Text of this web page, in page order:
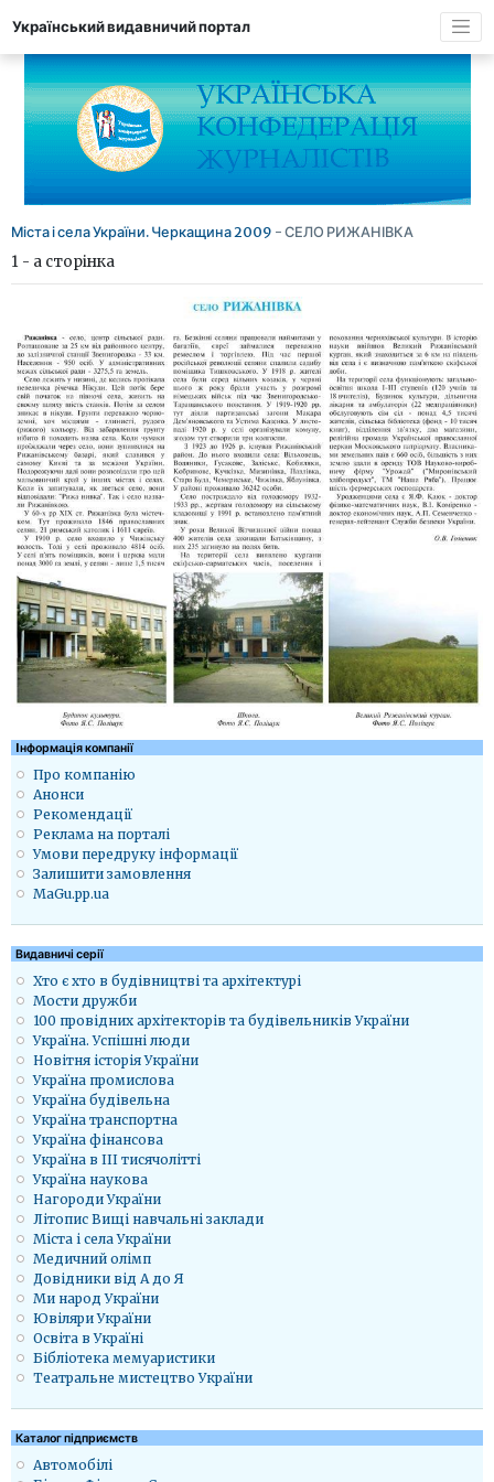
Український видавничий портал
Міста і села України. Черкащина 2009 - СЕЛО РИЖАНІВКА
1 - а сторінка
Iнформація компанії
Про компанію
Анонси
Рекомендації
Реклама на порталі
Умови передруку інформації
Залишити замовлення
MaGu.pp.ua
Видавничі серії
Хто є хто в будівництві та архітектурі
Мости дружби
100 провідних архітекторів та будівельників України
Україна. Успішні люди
Новітня історія України
Україна промислова
Україна будівельна
Україна транспортна
Україна фінансова
Україна в ІІІ тисячолітті
Україна наукова
Нагороди України
Літопис Вищі навчальні заклади
Міста і села України
Медичний олімп
Довідники від А до Я
Ми народ України
Ювіляри України
Освіта в Україні
Бібліотека мемуаристики
Театральне мистецтво України
Каталог підприємств
Автомобілі